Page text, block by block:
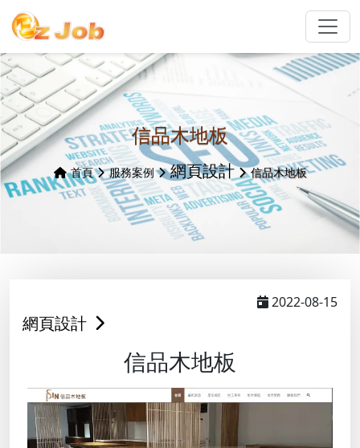
信品木地板
首頁 服務案例 網頁設計 信品木地板
2022-08-15
網頁設計
信品木地板